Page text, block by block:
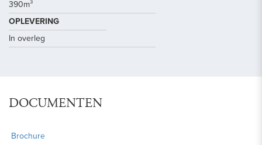
390m³
OPLEVERING
In overleg
DOCUMENTEN
Brochure